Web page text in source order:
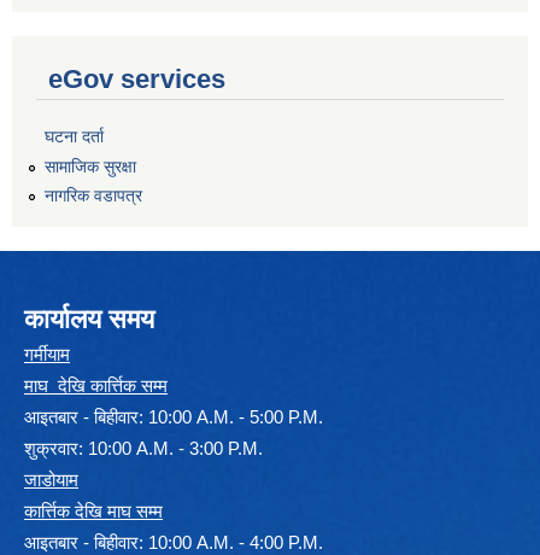
eGov services
घटना दर्ता
सामाजिक सुरक्षा
नागरिक वडापत्र
कार्यालय समय
गर्मीयाम
माघ देखि कार्त्तिक सम्म
आइतबार - बिहीवार: 10:00 A.M. - 5:00 P.M.
शुक्रवार: 10:00 A.M. - 3:00 P.M.
जाडोयाम
कार्त्तिक देखि माघ सम्म
आइतबार - बिहीवार: 10:00 A.M. - 4:00 P.M.